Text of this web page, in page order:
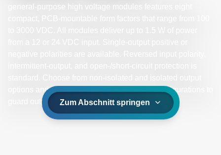
general-purpose high voltage modules features eight
options and select shielded or unshielded configurations to
guard output from external radiated emissions.
Zum Abschnitt springen